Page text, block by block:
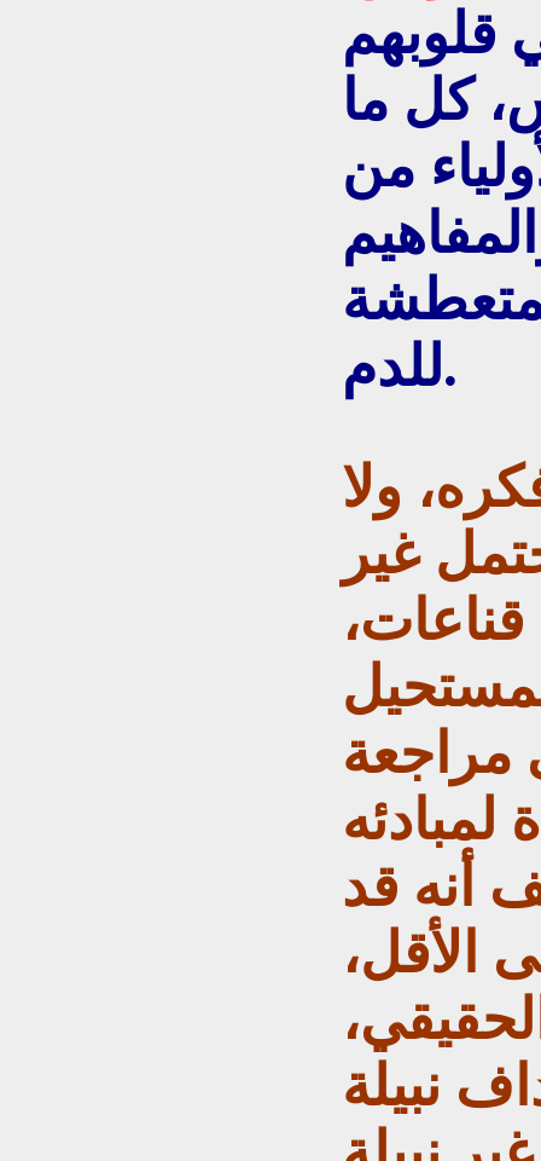
قلوبهم
كل ما
من
للدم.
ولا
غير
مراجعة
لمبادئه
أنه قد
الأقل،
نبيلة